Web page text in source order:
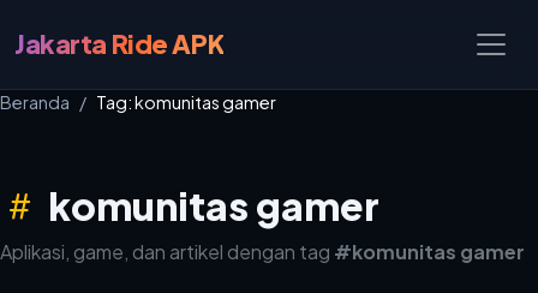
Jakarta Ride APK
Beranda Tag: komunitas gamer
komunitas gamer
Aplikasi, game, dan artikel dengan tag #komunitas gamer